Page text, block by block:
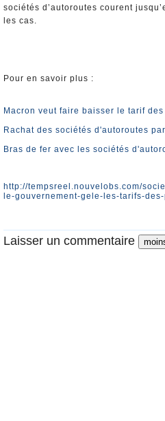
sociétés d’autoroutes courent
les cas.
Pour en savoir plus :
Macron veut faire baisser le tarif
Rachat des sociétés d'autoroutes
Bras de fer avec les sociétés
http://tempsreel.nouvelobs.com/
le-gouvernement-gele-les-tarifs-
Laisser un commentaire